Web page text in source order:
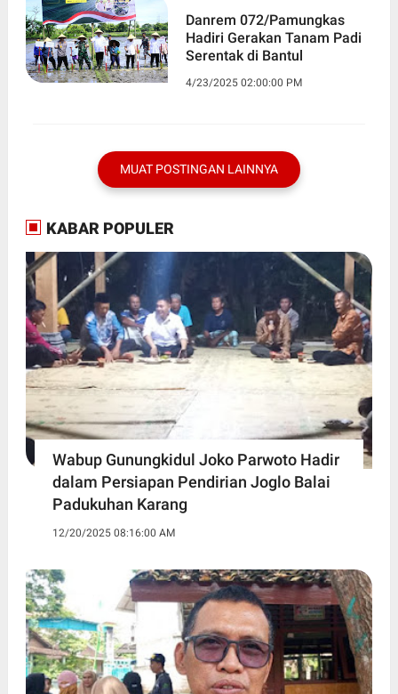
Danrem 072/Pamungkas
Hadiri Gerakan Tanam Padi
Serentak di Bantul
4/23/2025 02:00:00 PM
MUAT POSTINGAN LAINNYA
KABAR POPULER
Wabup Gunungkidul Joko Parwoto Hadir
dalam Persiapan Pendirian Joglo Balai
Padukuhan Karang
12/20/2025 08:16:00 AM